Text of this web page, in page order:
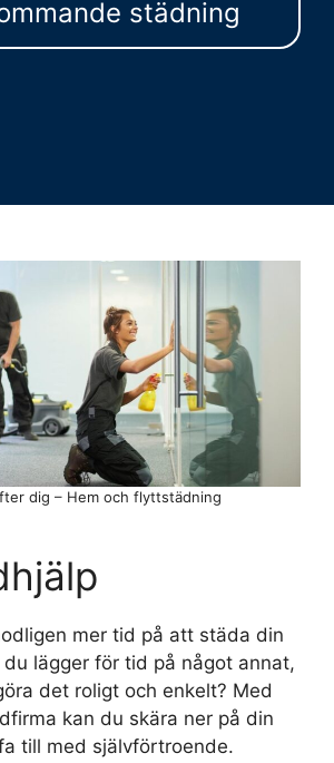
städning
mer tid på att städa din
lägger för tid på något annat,
det roligt och enkelt? Med
kan du skära ner på din
till med självförtroende.
dig – Hem och flyttstädning